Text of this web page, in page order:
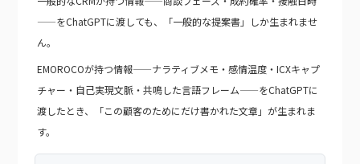
——をChatGPTに渡しても、「一般的な提案書」しか生まれませ
ん。
EMOROCOが持つ情報——ナラティブメモ・感情温度・ICXキャプ
チャー・自己実現文脈・共鳴した言語フレーム——をChatGPTに
渡したとき、「この顧客のためにだけ書かれた文章」が生まれま
す。